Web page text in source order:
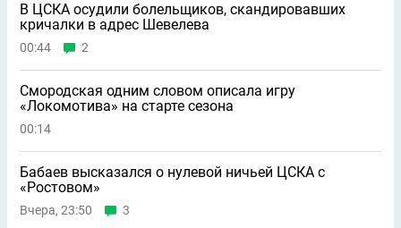
В ЦСКА осудили болельщиков, скандировавших
кричалки в адрес Шевелева
00:44 2
Смородская одним словом описала игру
«Локомотива» на старте сезона
00:14
Бабаев высказался о нулевой ничьей ЦСКА с
«Ростовом»
Вчера, 23:50 3